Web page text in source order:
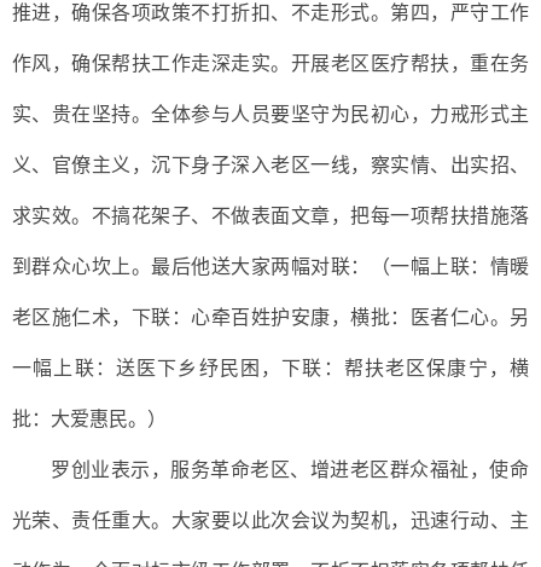
推进，确保各项政策不打折扣、不走形式。第四，严守工作
作风，确保帮扶工作走深走实。开展老区医疗帮扶，重在务
实、贵在坚持。全体参与人员要坚守为民初心，力戒形式主
义、官僚主义，沉下身子深入老区一线，察实情、出实招、
求实效。不搞花架子、不做表面文章，把每一项帮扶措施落
到群众心坎上。最后他送大家两幅对联：（一幅上联：情暖
老区施仁术，下联：心牵百姓护安康，横批：医者仁心。另
一幅上联：送医下乡纾民困，下联：帮扶老区保康宁，横
批：大爱惠民。）
罗创业表示，服务革命老区、增进老区群众福祉，使命
光荣、责任重大。大家要以此次会议为契机，迅速行动、主